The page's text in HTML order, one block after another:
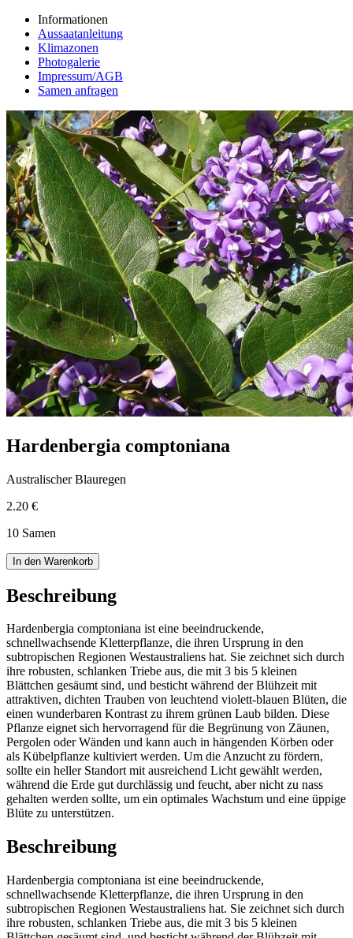
Informationen
Aussaatanleitung
Klimazonen
Photogalerie
Impressum/AGB
Samen anfragen
Hardenbergia comptoniana
Australischer Blauregen
2.20 €
10 Samen
In den Warenkorb
Beschreibung
Hardenbergia comptoniana ist eine beeindruckende,
schnellwachsende Kletterpflanze, die ihren Ursprung in den
subtropischen Regionen Westaustraliens hat. Sie zeichnet sich durch
ihre robusten, schlanken Triebe aus, die mit 3 bis 5 kleinen
Blättchen gesäumt sind, und besticht während der Blühzeit mit
attraktiven, dichten Trauben von leuchtend violett-blauen Blüten, die
einen wunderbaren Kontrast zu ihrem grünen Laub bilden. Diese
Pflanze eignet sich hervorragend für die Begrünung von Zäunen,
Pergolen oder Wänden und kann auch in hängenden Körben oder
als Kübelpflanze kultiviert werden. Um die Anzucht zu fördern,
sollte ein heller Standort mit ausreichend Licht gewählt werden,
während die Erde gut durchlässig und feucht, aber nicht zu nass
gehalten werden sollte, um ein optimales Wachstum und eine üppige
Blüte zu unterstützen.
Beschreibung
Hardenbergia comptoniana ist eine beeindruckende,
schnellwachsende Kletterpflanze, die ihren Ursprung in den
subtropischen Regionen Westaustraliens hat. Sie zeichnet sich durch
ihre robusten, schlanken Triebe aus, die mit 3 bis 5 kleinen